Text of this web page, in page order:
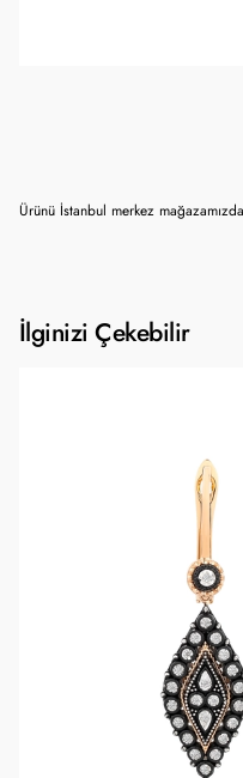
Ürünü İstanbul merkez
İlginizi Çekebilir